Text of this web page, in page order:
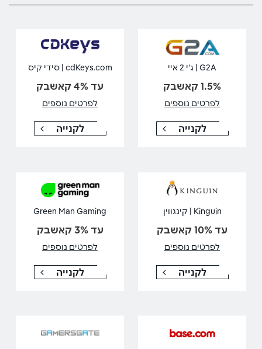
G2A | ג'י 2 איי
1.5% קאשבק
לפרטים נוספים
לקנייה
cdKeys.com | סידי קיס
עד 4% קאשבק
לפרטים נוספים
לקנייה
Kinguin | קינגווין
עד 10% קאשבק
לפרטים נוספים
לקנייה
Green Man Gaming
עד 3% קאשבק
לפרטים נוספים
לקנייה